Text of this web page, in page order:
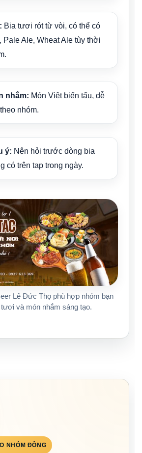
Bia tươi rót từ vòi, có thể có
Pale Ale, Wheat Ale tùy thời
nhắm: Món Việt biến tấu, dễ
nhóm.
ý: Nên hỏi trước dòng bia
có trên tap trong ngày.
Lê Đức Thọ phù hợp nhóm bạn
và món nhắm sáng tạo.
NHÓM ĐÔNG